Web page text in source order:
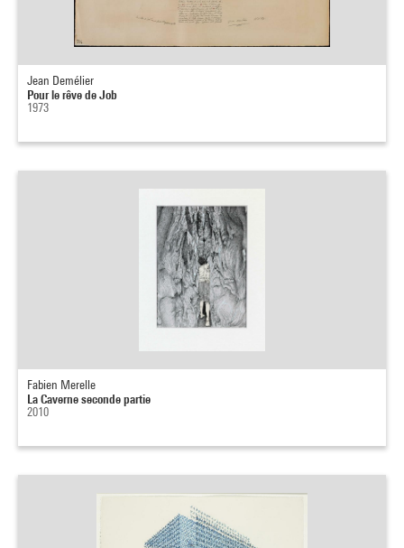
Jean Demélier
Pour le rêve de Job
1973
Fabien Merelle
La Caverne seconde partie
2010